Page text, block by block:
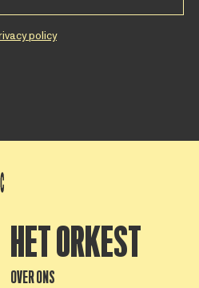
policy
HET ORKEST
OVER ONS